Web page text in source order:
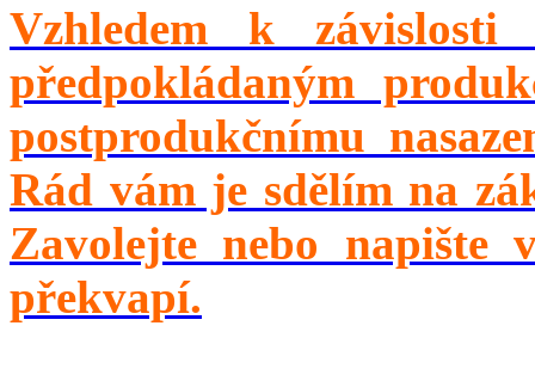
Vzhledem k
předpokládaným
postprodukčnímu
Rád vám je sdělím na
Zavolejte nebo napište
překvapí.